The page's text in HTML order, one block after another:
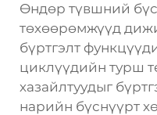
Өндөр түвшний
төхөөрөмжүүд
бүртгэлт
циклүүдийн турш
хазайлтуудыг
нарийн бүснүүрт